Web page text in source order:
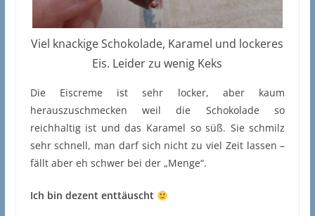
Viel knackige Schokolade, Karamel und lockeres
Eis. Leider zu wenig Keks
Die Eiscreme ist sehr locker, aber kaum
herauszuschmecken weil die Schokolade so
reichhaltig ist und das Karamel so süß. Sie schmilz
sehr schnell, man darf sich nicht zu viel Zeit lassen –
fällt aber eh schwer bei der „Menge“.
Ich bin dezent enttäuscht